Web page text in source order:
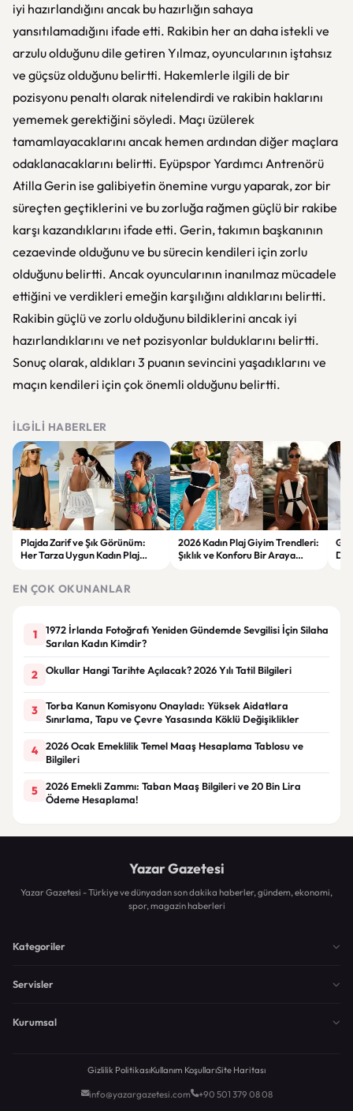
iyi hazırlandığını ancak bu hazırlığın sahaya
yansıtılamadığını ifade etti. Rakibin her an daha istekli ve
arzulu olduğunu dile getiren Yılmaz, oyuncularının iştahsız
ve güçsüz olduğunu belirtti. Hakemlerle ilgili de bir
pozisyonu penaltı olarak nitelendirdi ve rakibin haklarını
yememek gerektiğini söyledi. Maçı üzülerek
tamamlayacaklarını ancak hemen ardından diğer maçlara
odaklanacaklarını belirtti. Eyüpspor Yardımcı Antrenörü
Atilla Gerin ise galibiyetin önemine vurgu yaparak, zor bir
süreçten geçtiklerini ve bu zorluğa rağmen güçlü bir rakibe
karşı kazandıklarını ifade etti. Gerin, takımın başkanının
cezaevinde olduğunu ve bu sürecin kendileri için zorlu
olduğunu belirtti. Ancak oyuncularının inanılmaz mücadele
ettiğini ve verdikleri emeğin karşılığını aldıklarını belirtti.
Rakibin güçlü ve zorlu olduğunu bildiklerini ancak iyi
hazırlandıklarını ve net pozisyonlar bulduklarını belirtti.
Sonuç olarak, aldıkları 3 puanın sevincini yaşadıklarını ve
maçın kendileri için çok önemli olduğunu belirtti.
İLGILI HABERLER
Plajda Zarif ve Şık Görünüm:
Her Tarza Uygun Kadın Plaj
2026 Kadın Plaj Giyim Trendleri:
Şıklık ve Konforu Bir Araya
EN ÇOK OKUNANLAR
1
1972 İrlanda Fotoğrafı Yeniden Gündemde Sevgilisi İçin Silaha
Sarılan Kadın Kimdir?
2 Okullar Hangi Tarihte Açılacak? 2026 Yılı Tatil Bilgileri
3
Torba Kanun Komisyonu Onayladı: Yüksek Aidatlara
Sınırlama, Tapu ve Çevre Yasasında Köklü Değişiklikler
4
2026 Ocak Emeklilik Temel Maaş Hesaplama Tablosu ve
Bilgileri
5
2026 Emekli Zammı: Taban Maaş Bilgileri ve 20 Bin Lira
Ödeme Hesaplama!
Yazar Gazetesi
Yazar Gazetesi - Türkiye ve dünyadan son dakika haberler, gündem, ekonomi,
spor, magazin haberleri
Kategoriler
Servisler
Kurumsal
Gizlilik PolitikasıKullanım KoşullarıSite Haritası
info@yazargazetesi.com +90 501 379 08 08